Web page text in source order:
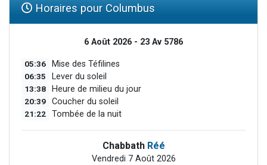
Horaires pour Columbus
6 Août 2026 - 23 Av 5786
05:36 Mise des Téfilines
06:35 Lever du soleil
13:38 Heure de milieu du jour
20:39 Coucher du soleil
21:22 Tombée de la nuit
Chabbath Réé
Vendredi 7 Août 2026